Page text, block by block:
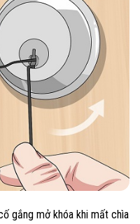
gắng mở khóa khi mất chìa